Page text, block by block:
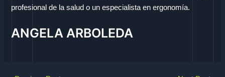
profesional de la salud o un especialista en ergonomía.
ANGELA ARBOLEDA